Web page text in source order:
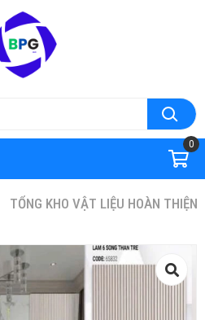
0
TỔNG KHO VẬT LIỆU HOÀN THIỆN